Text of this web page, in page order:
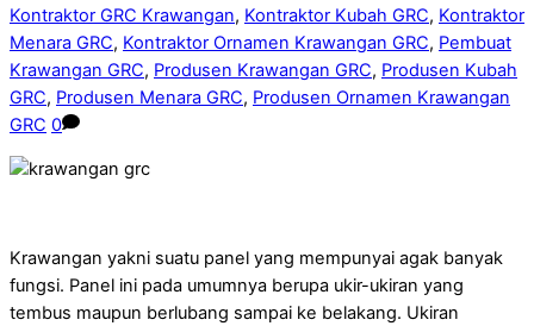
Kontraktor GRC Krawangan, Kontraktor Kubah GRC, Kontraktor
Menara GRC, Kontraktor Ornamen Krawangan GRC, Pembuat
Krawangan GRC, Produsen Krawangan GRC, Produsen Kubah
GRC, Produsen Menara GRC, Produsen Ornamen Krawangan
GRC 0
Krawangan yakni suatu panel yang mempunyai agak banyak
fungsi. Panel ini pada umumnya berupa ukir-ukiran yang
tembus maupun berlubang sampai ke belakang. Ukiran